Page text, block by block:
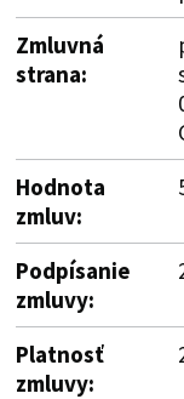
Zmluvná
strana:
Hodnota
zmluv:
Podpísanie
zmluvy:
Platnosť
zmluvy: